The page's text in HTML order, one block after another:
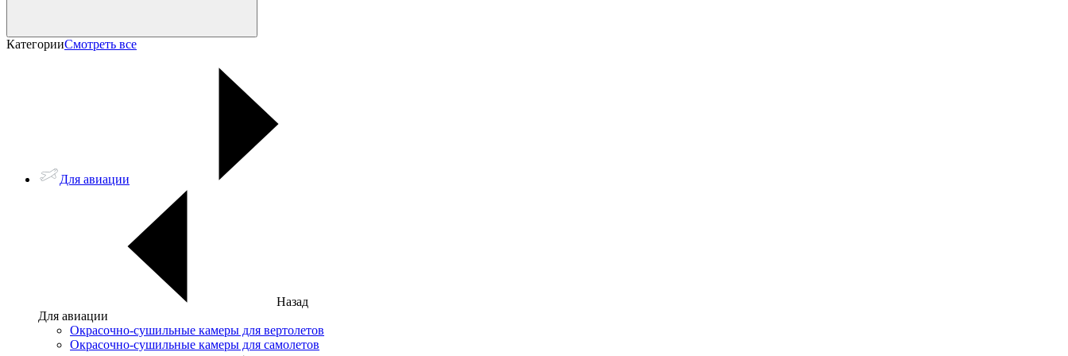
КатегорииСмотреть все
Для авиации
Назад
Для авиации
Окрасочно-сушильные камеры для вертолетов
Окрасочно-сушильные камеры для самолетов